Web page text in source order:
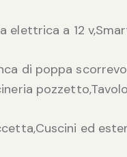
elettrica a 12
di poppa
ed